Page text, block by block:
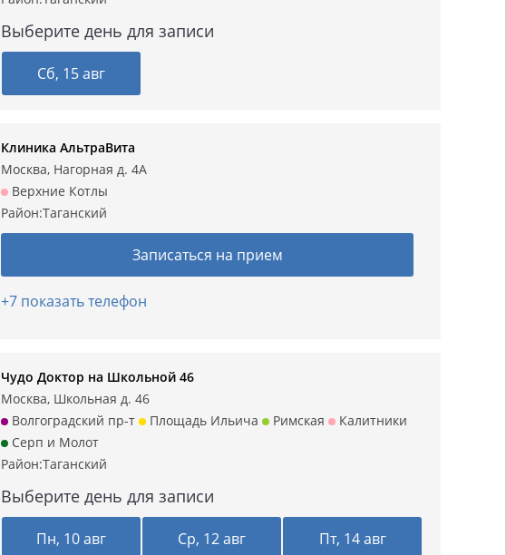
Выберите день для записи
Сб, 15 авг
Клиника АльтраВита
Москва, Нагорная д. 4А
Верхние Котлы
Район:Таганский
Записаться на прием
+7 показать телефон
Чудо Доктор на Школьной 46
Москва, Школьная д. 46
Волгоградский пр-т
Площадь Ильича Римская
Калитники
Серп и Молот
Район:Таганский
Выберите день для записи
Пн, 10 авг Ср, 12 авг Пт, 14 авг